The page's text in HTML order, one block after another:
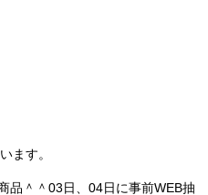
ます。
品＾＾03日、04日に事前WEB抽